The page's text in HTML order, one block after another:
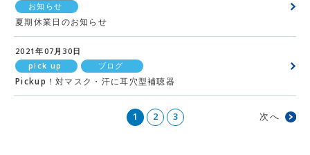
お知らせ
夏期休業日のお知らせ
2021年07月30日
pick up
ブログ
Pickup！対マスク・汗に耳穴型補聴器
1 2 3 次へ